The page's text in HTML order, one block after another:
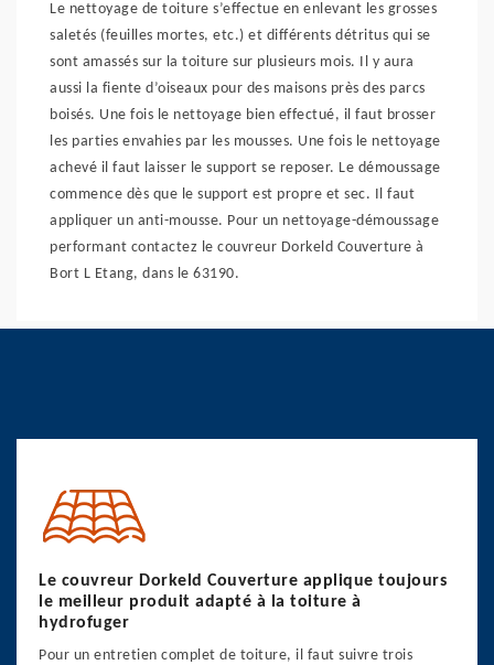
Le nettoyage de toiture s’effectue en enlevant les grosses
saletés (feuilles mortes, etc.) et différents détritus qui se
sont amassés sur la toiture sur plusieurs mois. Il y aura
aussi la fiente d’oiseaux pour des maisons près des parcs
boisés. Une fois le nettoyage bien effectué, il faut brosser
les parties envahies par les mousses. Une fois le nettoyage
achevé il faut laisser le support se reposer. Le démoussage
commence dès que le support est propre et sec. Il faut
appliquer un anti-mousse. Pour un nettoyage-démoussage
performant contactez le couvreur Dorkeld Couverture à
Bort L Etang, dans le 63190.
Le couvreur Dorkeld Couverture applique toujours
le meilleur produit adapté à la toiture à
hydrofuger
Pour un entretien complet de toiture, il faut suivre trois